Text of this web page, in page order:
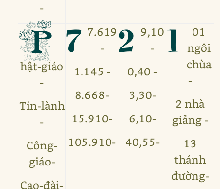
-
P
hật-giáo
-
Tin-lành
-
Công-
giáo-
Cao-đài-
7 7.619
-
1.145 -
8.668-
15.910-
105.910-
2 9,10
-
0,40 -
3,30-
6,10-
40,55-
1
01
ngôi
chùa
-
2 nhà
giảng -
13
thánh
đường-